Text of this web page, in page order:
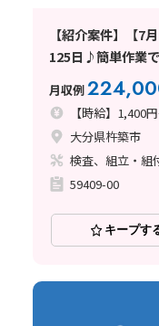
【紹介案件】【7
125日♪簡単作業
械操作◎
月収例
【時給】1,400
大分県杵築市
検査、組立・組
59409-00
キープす